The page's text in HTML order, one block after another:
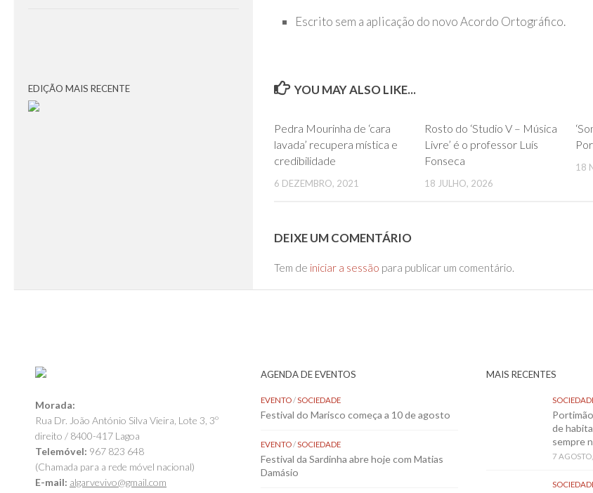
Escrito sem a aplicação do novo Acordo Ortográfico.
YOU MAY ALSO LIKE...
Pedra Mourinha de ‘cara
lavada’ recupera mística e
credibilidade
6 DEZEMBRO, 2021
Rosto do ‘Studio V – Música
Livre’ é o professor Luís
Fonseca
18 JULHO, 2026
18
DEIXE UM COMENTÁRIO
Tem de iniciar a sessão para publicar um comentário.
EDIÇÃO MAIS RECENTE
Morada:
Rua Dr. João António Silva Vieira, Lote 3, 3º
direito / 8400-417 Lagoa
Telemóvel: 967 823 648
(Chamada para a rede móvel nacional)
E-mail: algarvevivo@gmail.com
AGENDA DE EVENTOS
EVENTO/SOCIEDADE
Festival do Marisco começa a 10 de agosto
EVENTO/SOCIEDADE
Festival da Sardinha abre hoje com Matias
Damásio
MAIS RECENTES
de
sempre
7